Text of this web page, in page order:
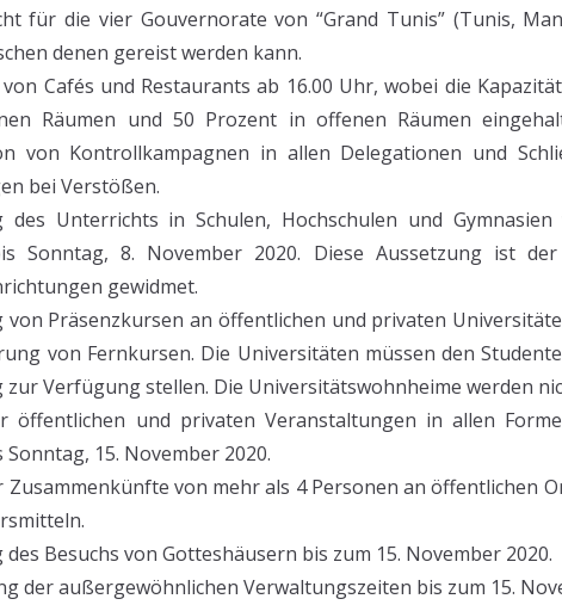
für die vier Gouvernorate von “Grand Tunis” (Tunis,
denen gereist werden kann.
Cafés und Restaurants ab 16.00 Uhr, wobei die
Räumen und 50 Prozent in offenen Räumen
von Kontrollkampagnen in allen Delegationen und
bei Verstößen.
des Unterrichts in Schulen, Hochschulen und
Sonntag, 8. November 2020. Diese Aussetzung ist
gewidmet.
von Präsenzkursen an öffentlichen und privaten
von Fernkursen. Die Universitäten müssen den
Verfügung stellen. Die Universitätswohnheime werden
öffentlichen und privaten Veranstaltungen in allen
15. November 2020.
Zusammenkünfte von mehr als 4 Personen an öffentlichen
Besuchs von Gotteshäusern bis zum 15. November 2020.
der außergewöhnlichen Verwaltungszeiten bis zum 15.